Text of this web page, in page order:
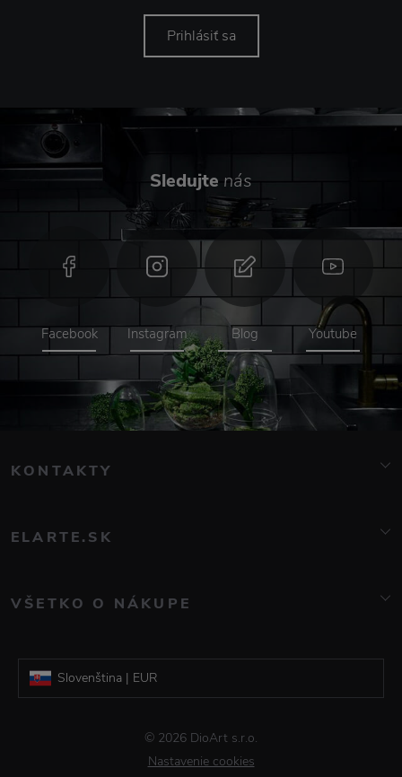
Prihlásiť sa
Sledujte nás
Facebook Instagram Blog Youtube
KONTAKTY
+420 776 081 000
ELARTE.SK
O nás
Galerie DioArt
VŠETKO O NÁKUPE
Doprava a platba
Obchodné podmienky
Informácie o spracovaní osobných údajov
Slovenština | EUR
© 2026 DioArt s.r.o.
Nastavenie cookies